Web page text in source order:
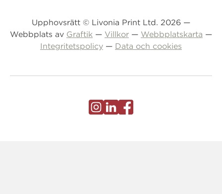
Upphovsrätt © Livonia Print Ltd. 2026 —
Webbplats av Graftik — Villkor — Webbplatskarta —
Integritetspolicy — Data och cookies